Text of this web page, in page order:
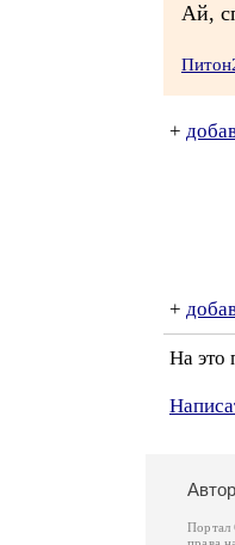
Ай,
+
+
На это
Портал